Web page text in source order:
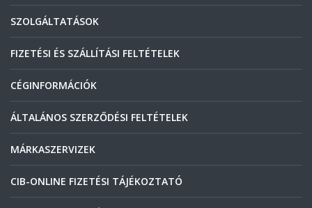
SZOLGÁLTATÁSOK
FIZETÉSI ÉS SZÁLLÍTÁSI FELTÉTELEK
CÉGINFORMÁCIÓK
ÁLTALÁNOS SZERZŐDÉSI FELTÉTELEK
MÁRKASZERVIZEK
CIB-ONLINE FIZETÉSI TÁJÉKOZTATÓ